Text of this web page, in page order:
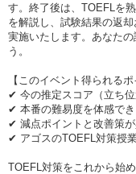
す。終了後は、TOEFLを
を解説し、試験結果の返
実施いたします。あなた
う。
【このイベント得られるポ
✔ 今の推定スコア（立ち
✔ 本番の難易度を体感で
✔ 減点ポイントと改善策
✔ アゴスのTOEFL対策授
TOEFL対策をこれから始